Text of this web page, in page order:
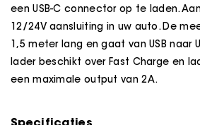
een USB-C connector op te laden.
12/24V aansluiting in uw auto. De
1,5 meter lang en gaat van USB naar
lader beschikt over Fast Charge en
een maximale output van 2A.
Specificaties